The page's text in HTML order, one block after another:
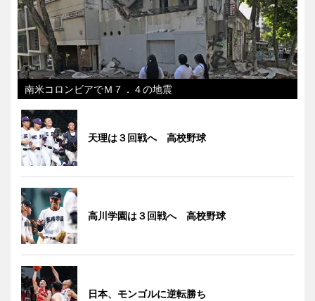
南米コロンビアでＭ７．４の地震
天理は３回戦へ 高校野球
高川学園は３回戦へ 高校野球
日本、モンゴルに逆転勝ち